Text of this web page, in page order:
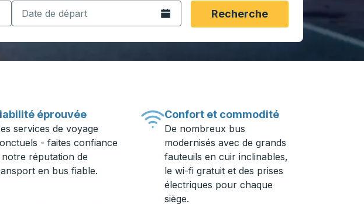
utilisez les touches fléchées pour accéder à la ville d'origine souhaitée, puis
pour ouvrir les options de localisation, puis utilisez les touches fléchées
Ouvrez le calendrier.Recherche
éprouvée
services de voyage
- faites confiance
notre réputation de
en bus fiable.
Confort et commodité
De nombreux bus
modernisés avec de grands
fauteuils en cuir inclinables,
le wi-fi gratuit et des prises
électriques pour chaque
siège.